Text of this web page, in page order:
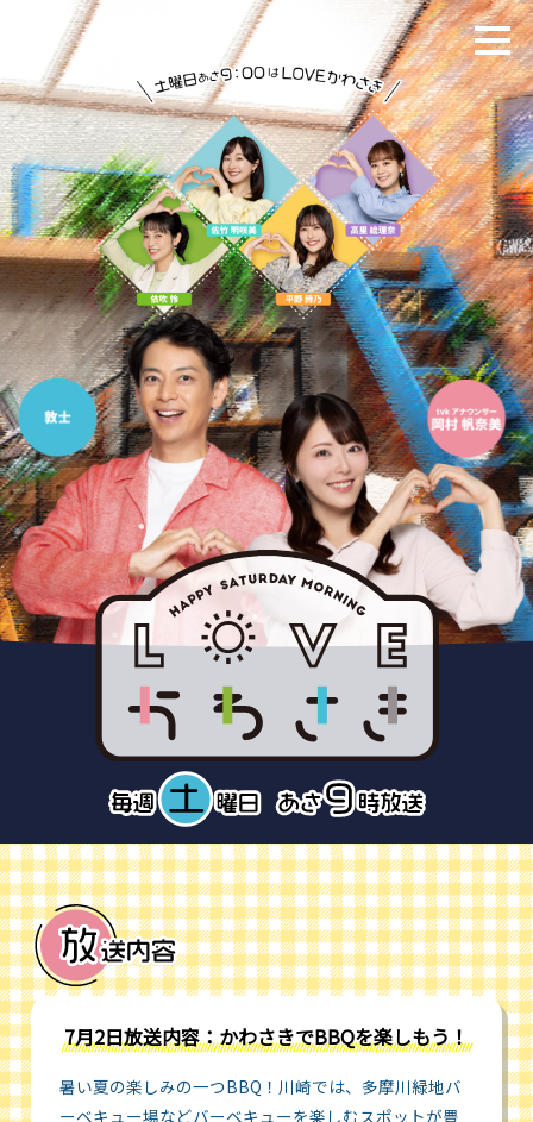
7月2日放送内容：かわさきでBBQを楽しもう！
暑い夏の楽しみの一つBBQ！川崎では、多摩川緑地バ
ーベキュー場などバーベキューを楽しむスポットが豊